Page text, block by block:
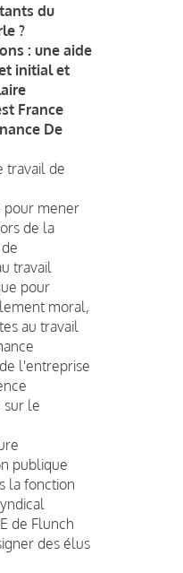
du
?
: une aide
initial et
France
De
travail de
pour mener
de la
travail
pour
moral,
au travail
l'entreprise
sur le
publique
la fonction
de Flunch
des élus